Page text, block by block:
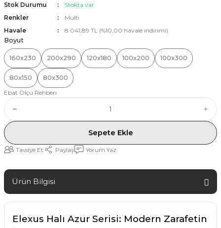
Stok Durumu
Stokta var
Renkler
Multi
Havale
8.041,89 TL (%10,00 havale indirimi)
Boyut
160x230 200x290 120x180 100x200 100x300
80x150
80x300
Ebat Ölçü Rehberi
Sepete Ekle
Tavsiye Et Paylaş Yorum Yaz
Ürün Bilgisi
Elexus Halı Azur Serisi: Modern Zarafetin